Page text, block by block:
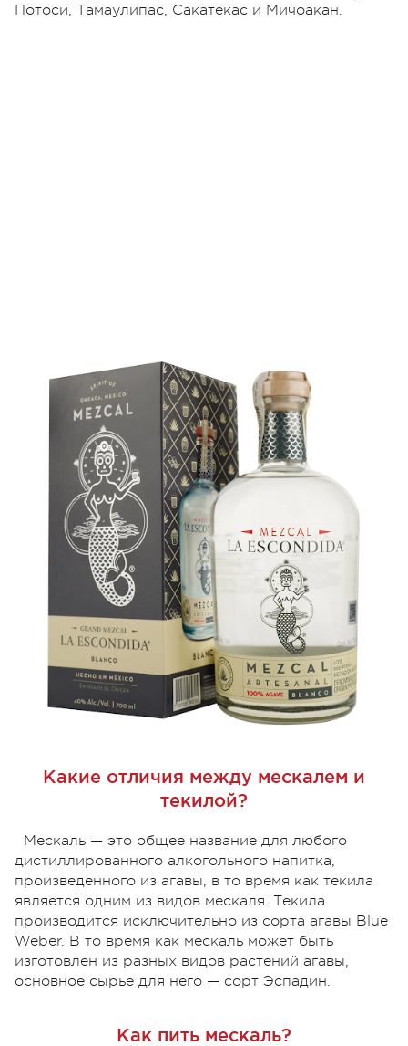
Потоси, Тамаулипас, Сакатекас и Мичоакан.
Какие отличия между мескалем и
текилой?
Мескаль — это общее название для любого
дистиллированного алкогольного напитка,
произведенного из агавы, в то время как текила
является одним из видов мескаля. Текила
производится исключительно из сорта агавы Blue
Weber. В то время как мескаль может быть
изготовлен из разных видов растений агавы,
основное сырье для него — сорт Эспадин.
Как пить мескаль?